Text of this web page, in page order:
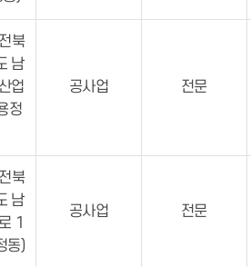
북
남
업
정
공사업 전문
북
남
1
동)
공사업 전문